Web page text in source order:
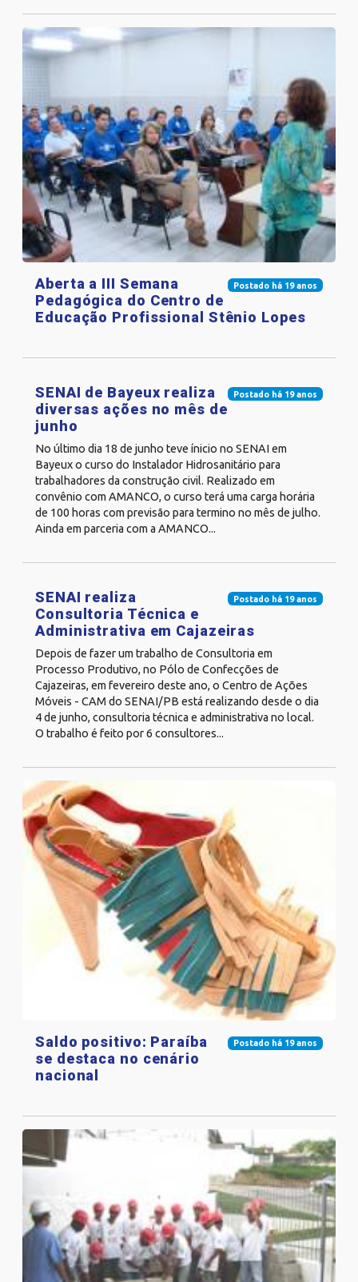
Postado há 19 anos
Aberta a III Semana
Pedagógica do Centro de
Educação Profissional Stênio Lopes
Postado há 19 anos
SENAI de Bayeux realiza
diversas ações no mês de
junho
No último dia 18 de junho teve ínicio no SENAI em
Bayeux o curso do Instalador Hidrosanitário para
trabalhadores da construção civil. Realizado em
convênio com AMANCO, o curso terá uma carga horária
de 100 horas com previsão para termino no mês de julho.
Ainda em parceria com a AMANCO...
Postado há 19 anos
SENAI realiza
Consultoria Técnica e
Administrativa em Cajazeiras
Depois de fazer um trabalho de Consultoria em
Processo Produtivo, no Pólo de Confecções de
Cajazeiras, em fevereiro deste ano, o Centro de Ações
Móveis - CAM do SENAI/PB está realizando desde o dia
4 de junho, consultoria técnica e administrativa no local.
O trabalho é feito por 6 consultores...
Postado há 19 anos
Saldo positivo: Paraíba
se destaca no cenário
nacional